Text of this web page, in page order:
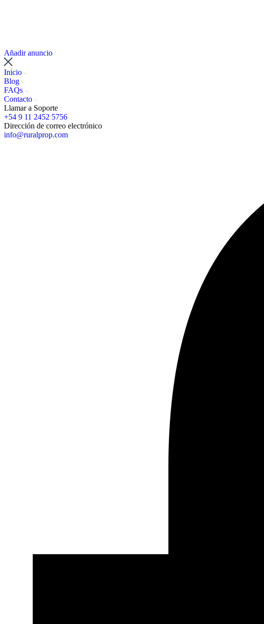
Añadir anuncio
Inicio
Blog
FAQs
Contacto
Llamar a Soporte
+54 9 11 2452 5756
Dirección de correo electrónico
info@ruralprop.com